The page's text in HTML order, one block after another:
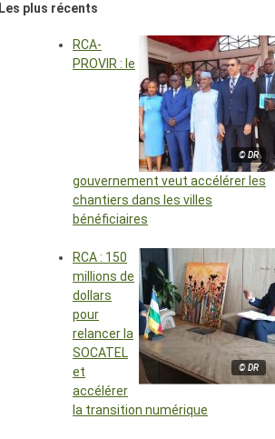
Les plus récents
© DR
RCA-
PROVIR : le
gouvernement veut accélérer les
chantiers dans les villes
bénéficiaires
© DR
RCA : 150
millions de
dollars
pour
relancer la
SOCATEL
et
accélérer
la transition numérique